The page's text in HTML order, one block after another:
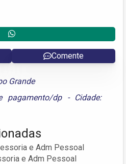
Comente
Grande
pagamento/dp - Cidade:
e Adm Pessoal
e Adm Pessoal